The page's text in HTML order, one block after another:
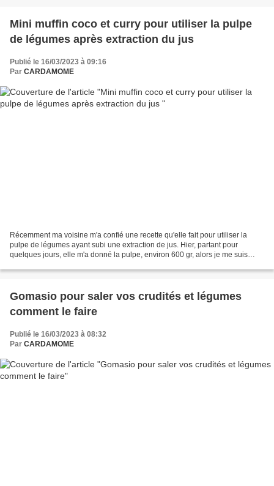
Mini muffin coco et curry pour utiliser la pulpe
de légumes après extraction du jus
Publié le 16/03/2023 à 09:16
Par CARDAMOME
Récemment ma voisine m'a confié une recette qu'elle fait pour utiliser la
pulpe de légumes ayant subi une extraction de jus. Hier, partant pour
quelques jours, elle m'a donné la pulpe, environ 600 gr, alors je me suis
Gomasio pour saler vos crudités et légumes
comment le faire
Publié le 16/03/2023 à 08:32
Par CARDAMOME